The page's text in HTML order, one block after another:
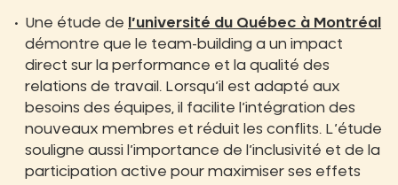
Une étude de
l’université du Québec à Montréal
démontre que le team-building a un impact
direct sur la performance et la qualité des
relations de travail. Lorsqu’il est adapté aux
besoins des équipes, il facilite l’intégration des
nouveaux membres et réduit les conflits. L’étude
souligne aussi l’importance de l’inclusivité et de la
participation active pour maximiser ses effets